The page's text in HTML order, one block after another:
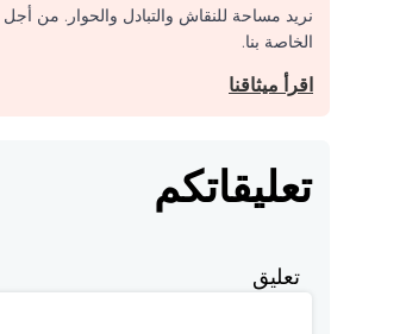
نريد مساحة للنقاش والتبادل والحوار. من
الخاصة بنا.
اقرأ ميثاقنا
تعليقاتكم
تعليق